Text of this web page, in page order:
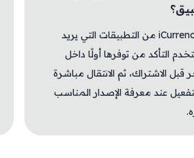
لأن iCurrency من التطبيقات التي يريد
التأكد من توفرها أولًا داخل
قبل الاشتراك، ثم الانتقال مباشرة
عند معرفة الإصدار المناسب